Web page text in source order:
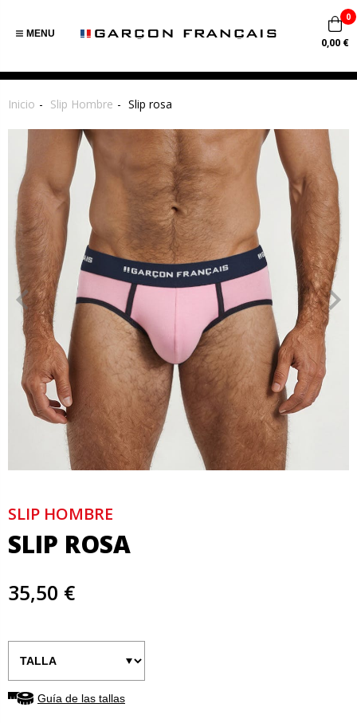
MENU
0
0,00 €
Inicio Slip Hombre Slip rosa
SLIP HOMBRE
SLIP ROSA
35,50 €
Guía de las tallas